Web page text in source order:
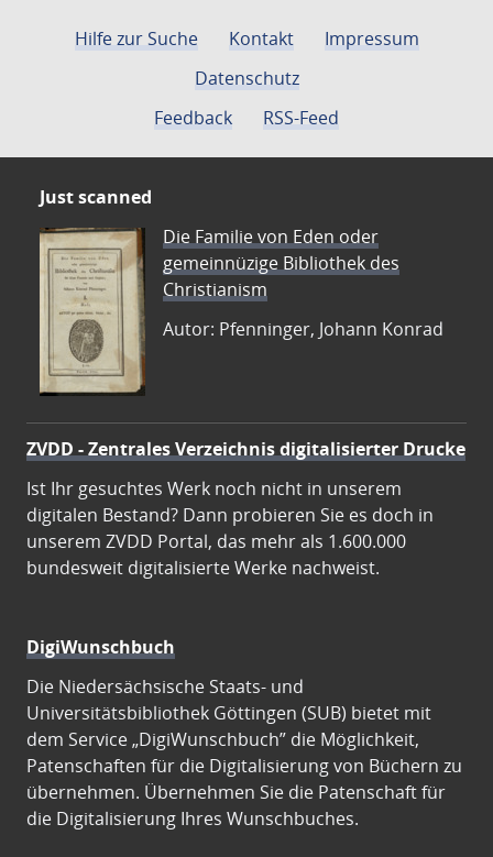
Hilfe zur Suche Kontakt
Impressum
Datenschutz
Feedback
RSS-Feed
Just scanned
Die Familie von Eden oder
gemeinnüzige Bibliothek des
Christianism
Autor: Pfenninger, Johann Konrad
ZVDD - Zentrales Verzeichnis digitalisierter Drucke
Ist Ihr gesuchtes Werk noch nicht in unserem
digitalen Bestand? Dann probieren Sie es doch in
unserem ZVDD Portal, das mehr als 1.600.000
bundesweit digitalisierte Werke nachweist.
DigiWunschbuch
Die Niedersächsische Staats- und
Universitätsbibliothek Göttingen (SUB) bietet mit
dem Service „DigiWunschbuch” die Möglichkeit,
Patenschaften für die Digitalisierung von Büchern zu
übernehmen. Übernehmen Sie die Patenschaft für
die Digitalisierung Ihres Wunschbuches.